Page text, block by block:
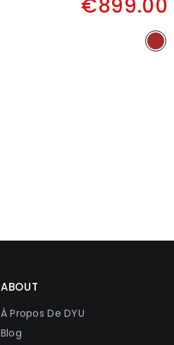
€899.00
ABOUT
À Propos De DYU
Blog